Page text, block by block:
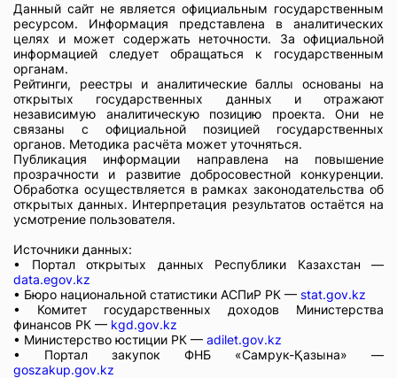
Данный сайт не является официальным государственным
ресурсом. Информация представлена в аналитических
целях и может содержать неточности. За официальной
информацией следует обращаться к государственным
органам.
Рейтинги, реестры и аналитические баллы основаны на
открытых государственных данных и отражают
независимую аналитическую позицию проекта. Они не
связаны с официальной позицией государственных
органов. Методика расчёта может уточняться.
Публикация информации направлена на повышение
прозрачности и развитие добросовестной конкуренции.
Обработка осуществляется в рамках законодательства об
открытых данных. Интерпретация результатов остаётся на
усмотрение пользователя.
Источники данных:
• Портал открытых данных Республики Казахстан —
data.egov.kz
• Бюро национальной статистики АСПиР РК — stat.gov.kz
• Комитет государственных доходов Министерства
финансов РК — kgd.gov.kz
• Министерство юстиции РК — adilet.gov.kz
• Портал закупок ФНБ «Самрук-Қазына» —
goszakup.gov.kz